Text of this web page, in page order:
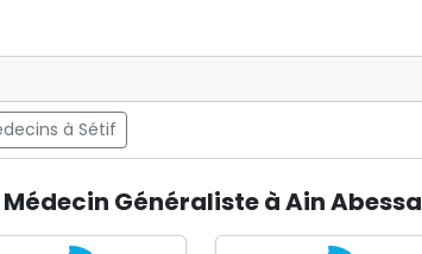
à Sétif
Généraliste à Ain Abessa